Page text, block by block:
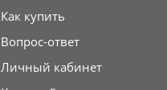
Как купить
Вопрос-ответ
Личный кабинет